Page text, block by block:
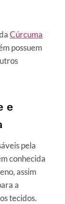
Cúrcuma
possuem
e
pela
conhecida
assim
a
tecidos.